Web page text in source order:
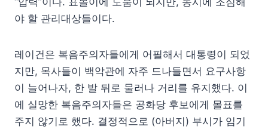
야 할 관리대상들이다.
레이건은 복음주의자들에게 어필해서 대통령이 되었
지만, 목사들이 백악관에 자주 드나들면서 요구사항
이 늘어나자, 한 발 뒤로 물러나 거리를 유지했다. 이
에 실망한 복음주의자들은 공화당 후보에게 몰표를
주지 않기로 했다. 결정적으로 (아버지) 부시가 임기